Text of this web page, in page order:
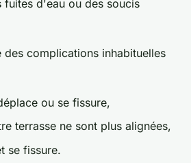
fuites d'eau ou des soucis
des complications inhabituelles
ou se fissure,
terrasse ne sont plus alignées,
se fissure.